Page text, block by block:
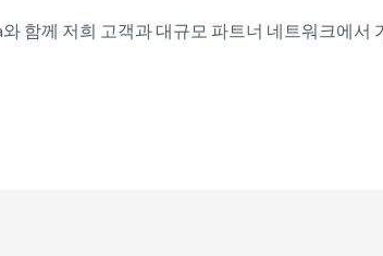
함께 저희 고객과 대규모 파트너 네트워크에서